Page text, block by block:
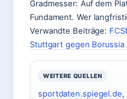
Gradmesser: Auf dem
Fundament. Wer
Verwandte Beiträge:
Stuttgart gegen
WEITERE QUELLEN
sportdaten.spiegel.de,